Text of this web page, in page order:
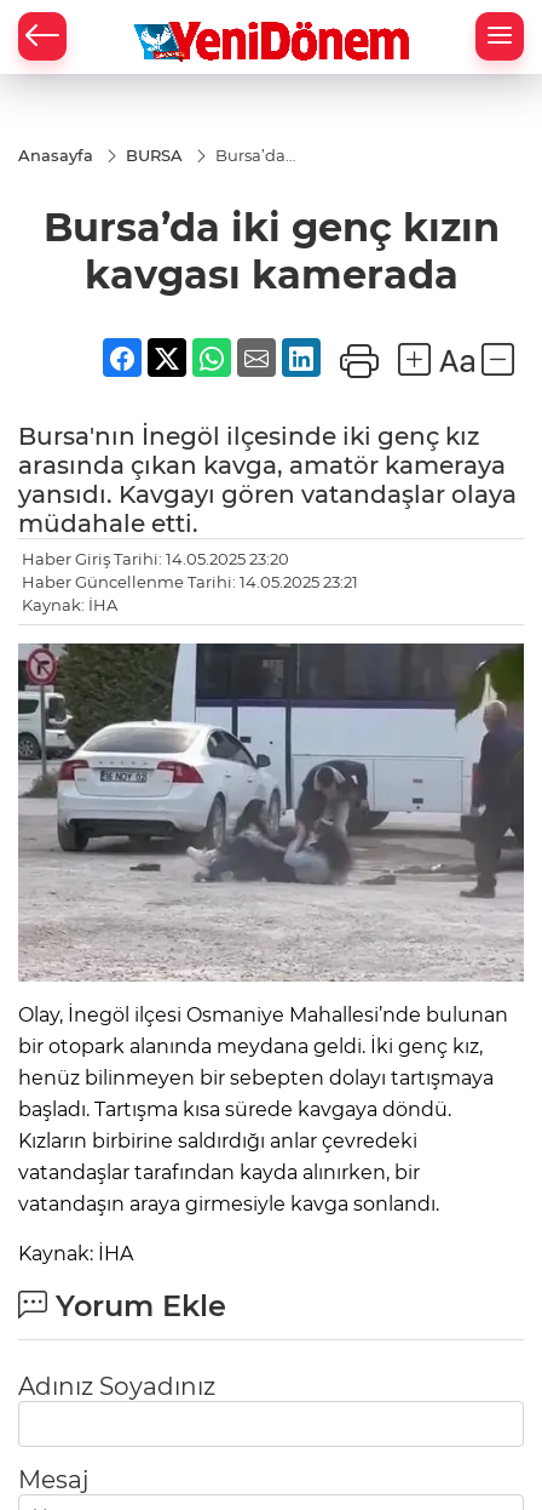
Anasayfa BURSA
Bursa’da
kavgası
kamerada
Bursa’da iki genç kızın
kavgası kamerada
Bursa'nın İnegöl ilçesinde iki genç kız
arasında çıkan kavga, amatör kameraya
yansıdı. Kavgayı gören vatandaşlar olaya
müdahale etti.
Haber Giriş Tarihi: 14.05.2025 23:20
Haber Güncellenme Tarihi: 14.05.2025 23:21
Kaynak: İHA
Olay, İnegöl ilçesi Osmaniye Mahallesi’nde bulunan
bir otopark alanında meydana geldi. İki genç kız,
henüz bilinmeyen bir sebepten dolayı tartışmaya
başladı. Tartışma kısa sürede kavgaya döndü.
Kızların birbirine saldırdığı anlar çevredeki
vatandaşlar tarafından kayda alınırken, bir
vatandaşın araya girmesiyle kavga sonlandı.
Kaynak: İHA
Yorum Ekle
Adınız Soyadınız
Mesaj